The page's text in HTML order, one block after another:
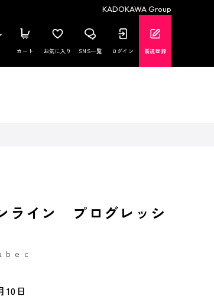
KADOKAWA Group
カート お気に入り SNS一覧 ログイン 新規登録
ライン プログレッシ
ｂｅｃ
10日